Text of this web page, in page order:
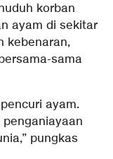
korban
ayam di sekitar
kebenaran,
sama
ayam.
pungkas